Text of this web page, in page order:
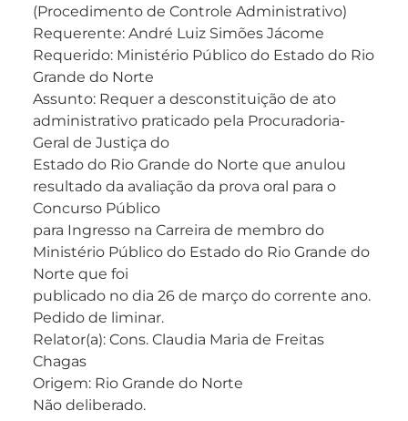
(Procedimento de Controle Administrativo)
Requerente: André Luiz Simões Jácome
Requerido: Ministério Público do Estado do Rio
Grande do Norte
Assunto: Requer a desconstituição de ato
administrativo praticado pela Procuradoria-
Geral de Justiça do
Estado do Rio Grande do Norte que anulou
resultado da avaliação da prova oral para o
Concurso Público
para Ingresso na Carreira de membro do
Ministério Público do Estado do Rio Grande do
Norte que foi
publicado no dia 26 de março do corrente ano.
Pedido de liminar.
Relator(a): Cons. Claudia Maria de Freitas
Chagas
Origem: Rio Grande do Norte
Não deliberado.